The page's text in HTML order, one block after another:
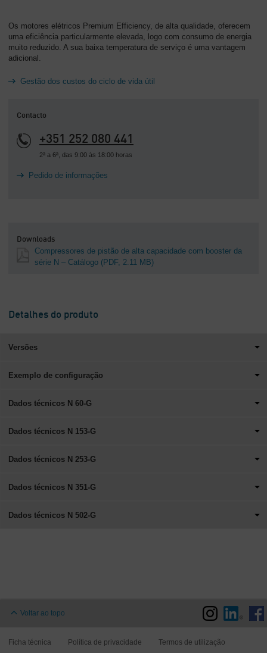
Os motores elétricos Premium Efficiency, de alta qualidade, oferecem
uma eficiência particularmente elevada, logo com consumo de energia
muito reduzido. A sua baixa temperatura de serviço é uma vantagem
adicional.
Gestão dos custos do ciclo de vida útil
Contacto
+351 252 080 441
2ª a 6ª, das 9:00 às 18:00 horas
Pedido de informações
Downloads
Compressores de pistão de alta capacidade com booster da
série N – Catálogo (PDF, 2.11 MB)
Detalhes do produto
Versões
Exemplo de configuração
Dados técnicos N 60-G
Dados técnicos N 153-G
Dados técnicos N 253-G
Dados técnicos N 351-G
Dados técnicos N 502-G
Voltar ao topo
Ficha técnica Política de privacidade Termos de utilização